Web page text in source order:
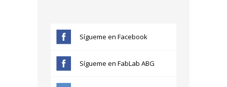
Sígueme en Facebook
Sígueme en FabLab ABG